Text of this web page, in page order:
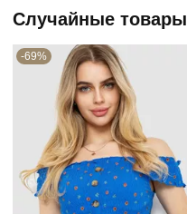
Случайные товары
-69%